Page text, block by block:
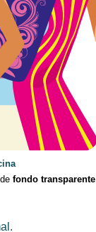
de fondo transparente
.